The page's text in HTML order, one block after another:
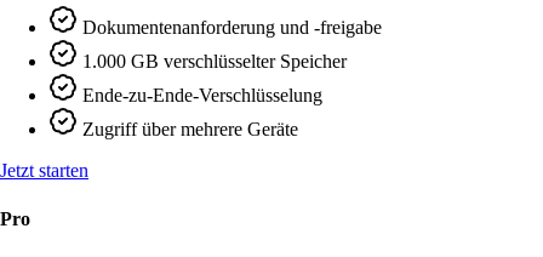
Dokumentenanforderung und -freigabe
1.000 GB verschlüsselter Speicher
Ende-zu-Ende-Verschlüsselung
Zugriff über mehrere Geräte
Jetzt starten
Pro